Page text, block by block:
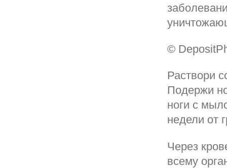
©
Раствори
Подержи
ноги с
недели от
Через
всему